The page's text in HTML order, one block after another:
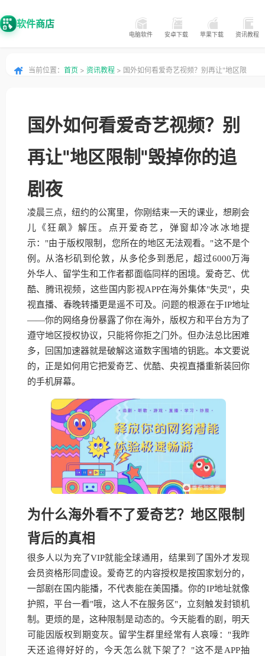
软件商店
电脑软件 安卓下载 苹果下载 资讯教程
当前位置： 首页 > 资讯教程 > 国外如何看爱奇艺视频？别再让"地区限
国外如何看爱奇艺视频？别
再让"地区限制"毁掉你的追
剧夜
凌晨三点，纽约的公寓里，你刚结束一天的课业，想刷会
儿《狂飙》解压。点开爱奇艺，弹窗却冷冰冰地提
示："由于版权限制，您所在的地区无法观看。"这不是个
例。从洛杉矶到伦敦，从多伦多到悉尼，超过6000万海
外华人、留学生和工作者都面临同样的困境。爱奇艺、优
酷、腾讯视频，这些国内影视APP在海外集体"失灵"，央
视直播、春晚转播更是遥不可及。问题的根源在于IP地址
——你的网络身份暴露了你在海外，版权方和平台方为了
遵守地区授权协议，只能将你拒之门外。但办法总比困难
多，回国加速器就是破解这道数字围墙的钥匙。本文要说
的，正是如何用它把爱奇艺、优酷、央视直播重新装回你
的手机屏幕。
为什么海外看不了爱奇艺？地区限制
背后的真相
很多人以为充了VIP就能全球通用，结果到了国外才发现
会员资格形同虚设。爱奇艺的内容授权是按国家划分的，
一部剧在国内能播，不代表能在美国播。你的IP地址就像
护照，平台一看"哦，这人不在服务区"，立刻触发封锁机
制。更烦的是，这种限制是动态的。今天能看的剧，明天
可能因版权到期变灰。留学生群里经常有人哀嚎："我昨
天还追得好好的，今天怎么就下架了？"这不是APP抽